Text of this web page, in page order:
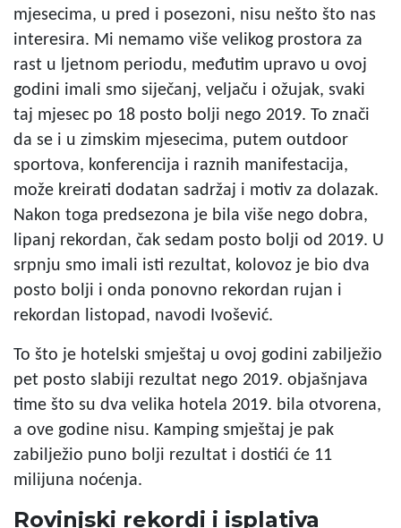
mjesecima, u pred i posezoni, nisu nešto što nas
interesira. Mi nemamo više velikog prostora za
rast u ljetnom periodu, međutim upravo u ovoj
godini imali smo siječanj, veljaču i ožujak, svaki
taj mjesec po 18 posto bolji nego 2019. To znači
da se i u zimskim mjesecima, putem outdoor
sportova, konferencija i raznih manifestacija,
može kreirati dodatan sadržaj i motiv za dolazak.
Nakon toga predsezona je bila više nego dobra,
lipanj rekordan, čak sedam posto bolji od 2019. U
srpnju smo imali isti rezultat, kolovoz je bio dva
posto bolji i onda ponovno rekordan rujan i
rekordan listopad, navodi Ivošević.
To što je hotelski smještaj u ovoj godini zabilježio
pet posto slabiji rezultat nego 2019. objašnjava
time što su dva velika hotela 2019. bila otvorena,
a ove godine nisu. Kamping smještaj je pak
zabilježio puno bolji rezultat i dostići će 11
milijuna noćenja.
Rovinjski rekordi i isplativa